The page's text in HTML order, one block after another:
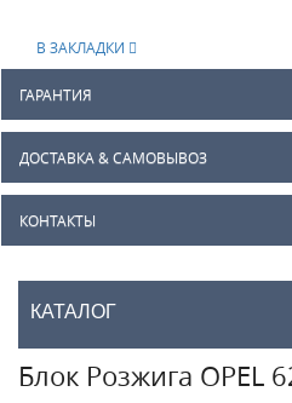
В ЗАКЛАДКИ
ГАРАНТИЯ
ДОСТАВКА & САМОВЫВОЗ
КОНТАКТЫ
КАТАЛОГ
Блок Розжига OPEL